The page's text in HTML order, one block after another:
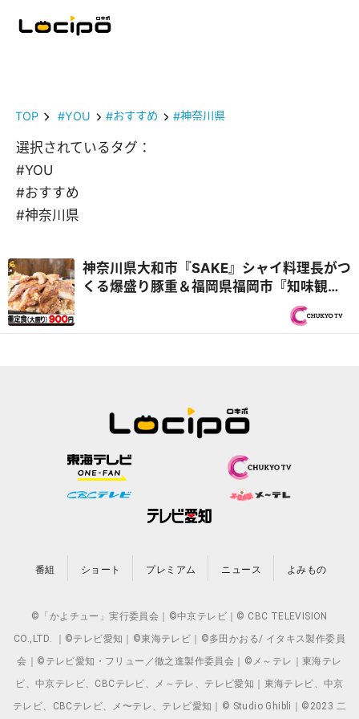
TOP #YOU #おすすめ #神奈川県
選択されているタグ：
#YOU
#おすすめ
#神奈川県
神奈川県大和市『SAKE』シャイ料理長がつ
くる爆盛り豚重＆福岡県福岡市『知味観
（しみかん）』仲良しヤング兄弟！『オモ
番組 ショート プレミアム ニュース よみもの
©「かよチュー」実行委員会｜©中京テレビ｜© CBC TELEVISION
CO.,LTD. ｜©テレビ愛知｜©東海テレビ｜©多田かおる/ イタキス製作委員
会｜©テレビ愛知・フリュー／徹之進製作委員会｜©メ～テレ｜東海テレ
ビ、中京テレビ、CBCテレビ、メ～テレ、テレビ愛知｜東海テレビ、中京
テレビ、CBCテレビ、メ〜テレ、テレビ愛知｜© Studio Ghibli｜©2023 二